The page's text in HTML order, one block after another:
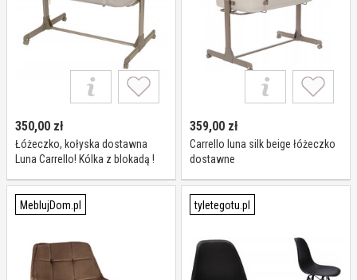
350,00 zł
Łóżeczko, kołyska dostawna
Luna Carrello! Kólka z blokadą !
359,00 zł
Carrello luna silk beige łóżeczko
dostawne
MeblujDom.pl tyletegotu.pl